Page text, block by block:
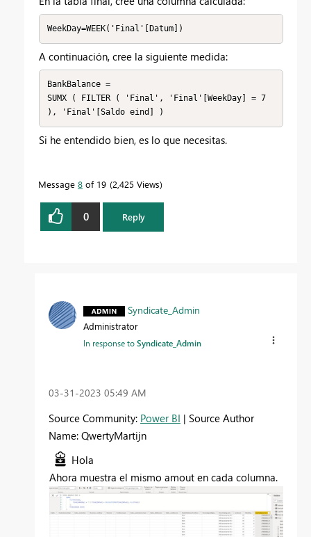
WeekDay=WEEK('Final'[Datum])
A continuación, cree la siguiente medida:
BankBalance =
SUMX ( FILTER ( 'Final', 'Final'[WeekDay] = 7
), 'Final'[Saldo eind] )
Si he entendido bien, es lo que necesitas.
Message 8 of 19 2,425 Views
0 Reply
Syndicate_Admin
Administrator
In response toSyndicate_Admin
‎03-31-2023 05:49 AM
Source Community: Power BI | Source Author
Name: QwertyMartijn
Hola
Ahora muestra el mismo amout en cada columna.